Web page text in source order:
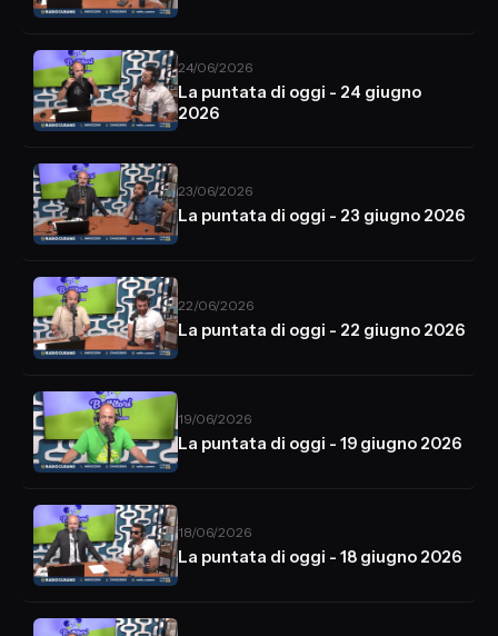
24/06/2026
La puntata di oggi - 24 giugno
2026
23/06/2026
La puntata di oggi - 23 giugno 2026
22/06/2026
La puntata di oggi - 22 giugno 2026
19/06/2026
La puntata di oggi - 19 giugno 2026
18/06/2026
La puntata di oggi - 18 giugno 2026